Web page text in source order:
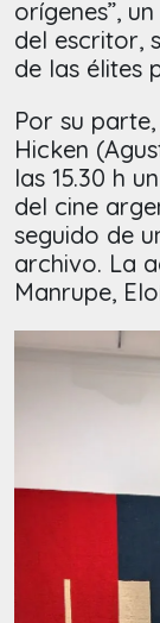
orígenes”,
del escritor,
de las élites
Por su
Hicken
las 15.30 h
del cine
seguido de
archivo. La
Manrupe,